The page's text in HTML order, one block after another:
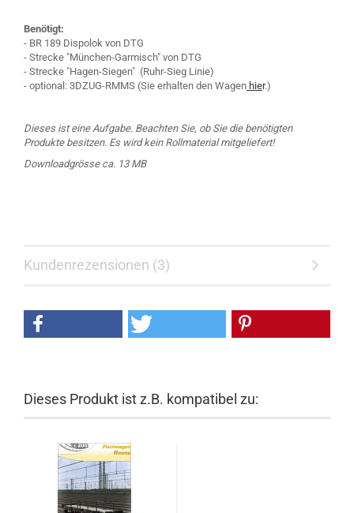
Benötigt:
- BR 189 Dispolok von DTG
- Strecke "München-Garmisch" von DTG
- Strecke "Hagen-Siegen" (Ruhr-Sieg Linie)
- optional: 3DZUG-RMMS (Sie erhalten den Wagen hier.)
Dieses ist eine Aufgabe. Beachten Sie, ob Sie die benötigten
Produkte besitzen. Es wird kein Rollmaterial mitgeliefert!
Downloadgrösse ca. 13 MB
Kundenrezensionen (3)
Dieses Produkt ist z.B. kompatibel zu: